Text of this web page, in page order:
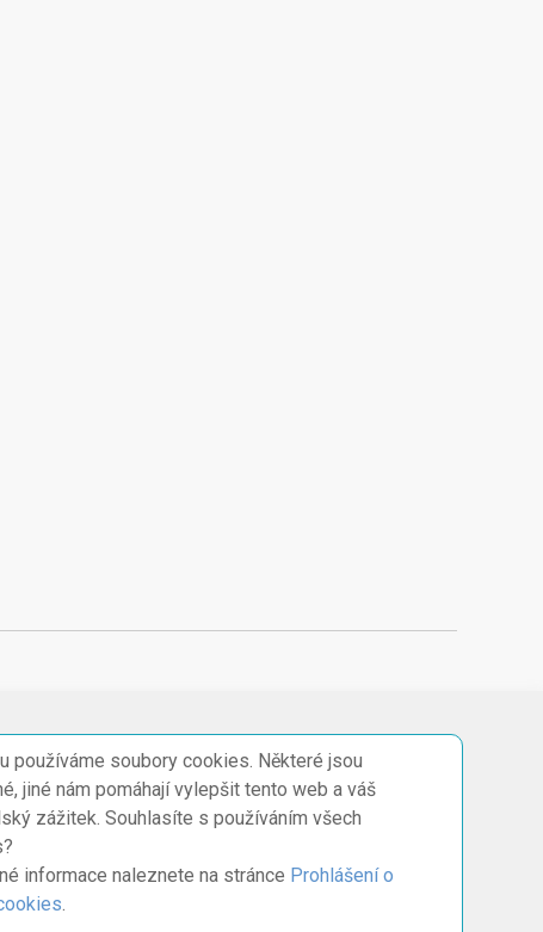
používáme soubory cookies. Některé jsou
jiné nám pomáhají vylepšit tento web a váš
zážitek. Souhlasíte s používáním všech
informace naleznete na stránce Prohlášení o
.